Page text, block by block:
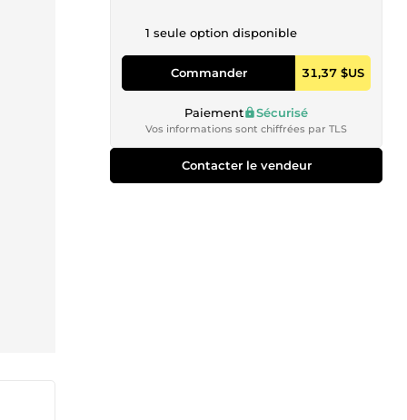
1 seule option disponible
Commander 31,37 $US
Paiement Sécurisé
Vos informations sont chiffrées par TLS
Contacter le vendeur